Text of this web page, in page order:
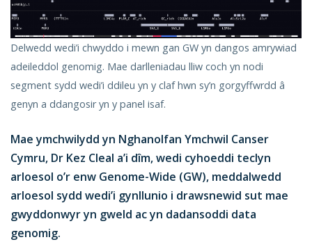
Delwedd wedi’i chwyddo i mewn gan GW yn dangos amrywiad
adeileddol genomig. Mae darlleniadau lliw coch yn nodi
segment sydd wedi’i ddileu yn y claf hwn sy’n gorgyffwrdd â
genyn a ddangosir yn y panel isaf.
Mae ymchwilydd yn Nghanolfan Ymchwil Canser
Cymru, Dr Kez Cleal a’i dîm, wedi cyhoeddi teclyn
arloesol o’r enw Genome-Wide (GW), meddalwedd
arloesol sydd wedi’i gynllunio i drawsnewid sut mae
gwyddonwyr yn gweld ac yn dadansoddi data
genomig.